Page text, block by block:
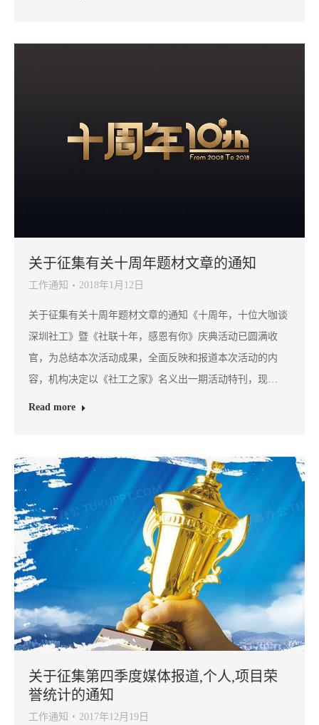
关于征集有关十周年题材文章的通知
工作通知 2018年1月12日
关于征集有关十周年题材文章的通知《十周年，十位大咖谈
深圳社工》暨《社联十年，感恩有你》庆典活动已圆满收
官，为总结本次活动成果，全面反映和报道本次活动的内
容，机构决定以《社工之家》名义出一期活动特刊，现…
Read more
关于征集第四季度媒体报道,个人,项目荣
誉统计的通知
工作通知 2017年12月19日